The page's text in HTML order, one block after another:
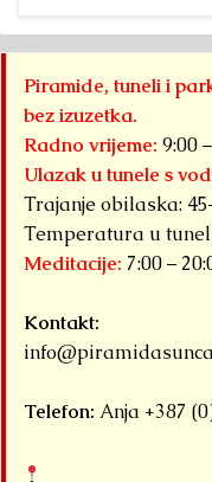
Piramide, tuneli i
bez izuzetka.
Radno vrijeme: 9:00
Ulazak u tunele s
Trajanje obilaska:
Temperatura u
Meditacije: 7:00 –
Kontakt:
Telefon: Anja +387